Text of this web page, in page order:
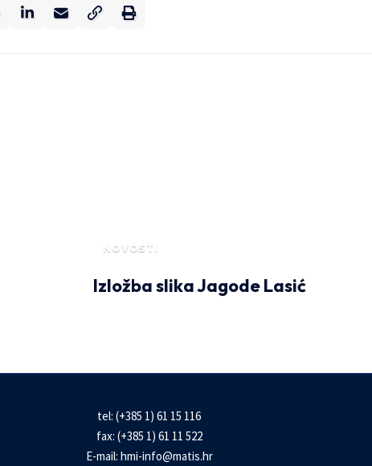
NOVOSTI
Izložba slika Jagode Lasić
tel: (+385 1) 61 15 116
fax: (+385 1) 61 11 522
E-mail: hmi-info@matis.hr